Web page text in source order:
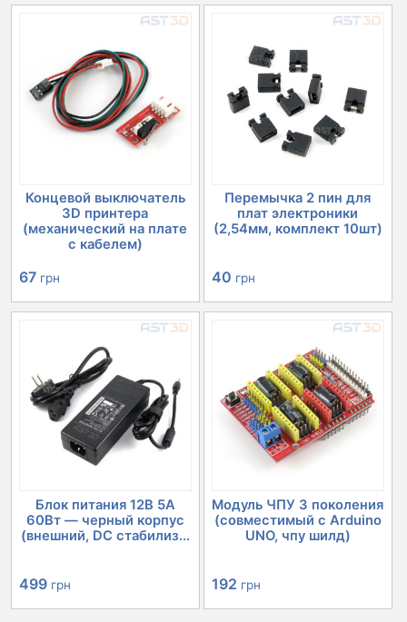
Концевой выключатель
3D принтера
(механический на плате
с кабелем)
67 грн
Перемычка 2 пин для
плат электроники
(2,54мм, комплект 10шт)
40 грн
Блок питания 12В 5А
60Вт — черный корпус
(внешний, DC стабилиз...
499 грн
Модуль ЧПУ 3 поколения
(совместимый с Arduino
UNO, чпу шилд)
192 грн